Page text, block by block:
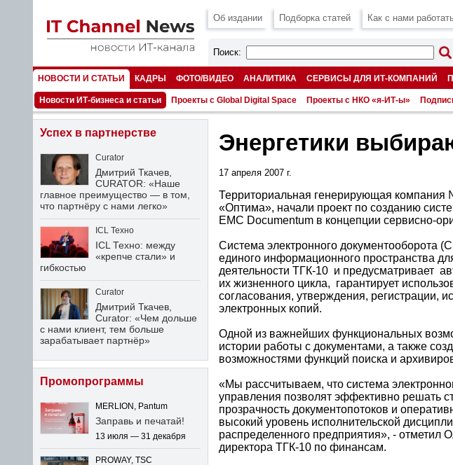
Об издании Подборка статей Как с нами работать
Поиск:
НОВОСТИ И СТАТЬИ КАДРЫ ФОТО/ВИДЕО АНАЛИТИКА СЕРВИСЫ ДЛЯ ИТ-КОМПАНИЙ
НОМЕРА
Новости ИТ-бизнеса и статьи Проекты с Global Digital Space Проекты с НКО «я-ИТ-ы»
Энергетики
17 апреля 2007 г.
Территориальная генерирующая
«Oптима», начали проект по созданию
EMC Documentum в концепции сервисно-
Система электронного документооборота
единого информационного пространства
деятельности ТГК-10 и предусматривает
их жизненного цикла, гарантирует
согласования, утверждения, регистрации,
электронных копий.
Одной из важнейших функциональных
истории работы с документами, а также
возможностями функций поиска и
«Мы рассчитываем, что система
управления позволят эффективно решать
прозрачность документопотоков и
высокий уровень исполнительской
распределенного предприятия», - отметил
директора ТГК-10 по финансам.
Успех в партнерстве
Curator
Дмитрий Ткачев,
CURATOR: «Наше
главное преимущество — в том,
что партнёру с нами легко»
ICL Техно
ICL Техно: между
«крепче стали» и
гибкостью
Curator
Дмитрий Ткачев,
Curator: «Чем дольше
с нами клиент, тем больше
зарабатывает партнёр»
Промопрограммы
MERLION, Pantum
Заправь и печатай!
13 июля — 31 декабря
PROWAY, TSC